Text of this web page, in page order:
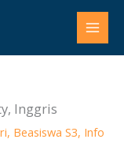
Inggris
, Beasiswa S3, Info